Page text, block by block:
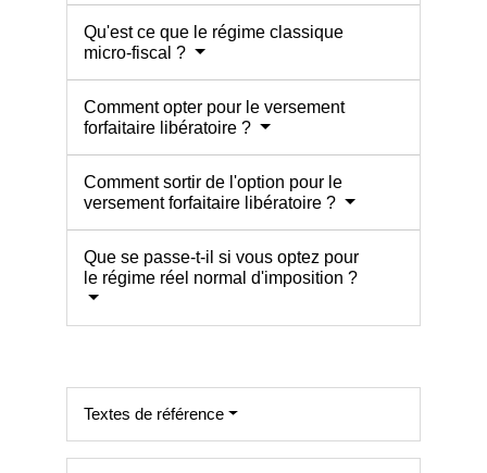
Qu'est ce que le régime classique
micro-fiscal ?
Comment opter pour le versement
forfaitaire libératoire ?
Comment sortir de l'option pour le
versement forfaitaire libératoire ?
Que se passe-t-il si vous optez pour
le régime réel normal d'imposition ?
Textes de référence